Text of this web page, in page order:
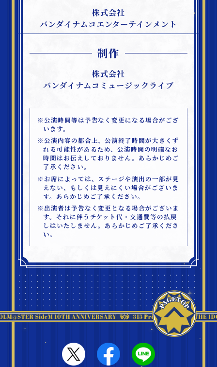
株式会社
バンダイナムコエンターテインメント
制作
株式会社
バンダイナムコミュージックライブ
※公演時間等は予告なく変更になる場合がござ
います。
※公演内容の都合上、公演終了時間が大きくず
れる可能性があるため、公演時間の明確なお
時間はお伝えしておりません。あらかじめご
了承ください。
※お席によっては、ステージや演出の一部が見
えない、もしくは見えにくい場合がございま
す。あらかじめご了承ください。
※出演者は予告なく変更となる場合がございま
す。それに伴うチケット代・交通費等の払戻
しはいたしません。あらかじめご了承くださ
い。